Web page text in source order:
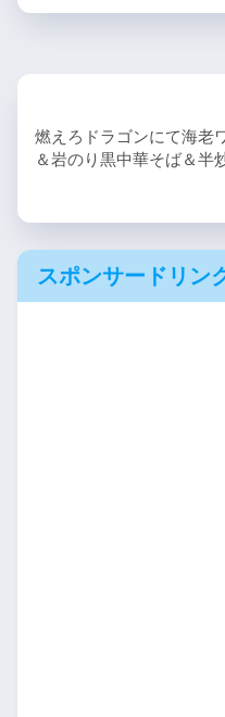
燃えろドラゴンにて海老
＆岩のり黒中華そば＆半
スポンサードリン